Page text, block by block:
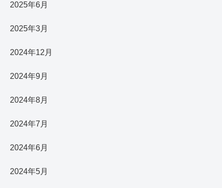
2025年6月
2025年3月
2024年12月
2024年9月
2024年8月
2024年7月
2024年6月
2024年5月